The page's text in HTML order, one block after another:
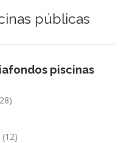
públicas
piscinas
(12)